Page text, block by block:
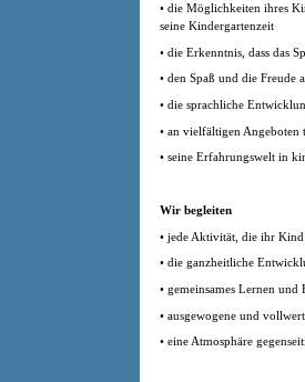
• die Möglichkeiten ihres
seine Kindergartenzeit
• die Erkenntnis, dass das
• den Spaß und die Freude
• die sprachliche
• an vielfältigen Angeboten
• seine Erfahrungswelt in
Wir begleiten
• jede Aktivität, die ihr
• die ganzheitliche
• gemeinsames Lernen
• ausgewogene und
• eine Atmosphäre